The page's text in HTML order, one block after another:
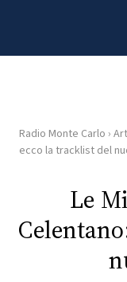
HOME
RADIO
WEB
Radio Monte Carlo ›
ecco la tracklist del
Le